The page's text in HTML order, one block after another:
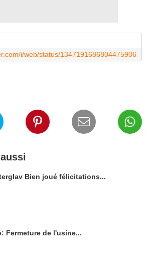
i/web/status/1347191686804475906
Bien joué félicitations...
Fermeture de l'usine...